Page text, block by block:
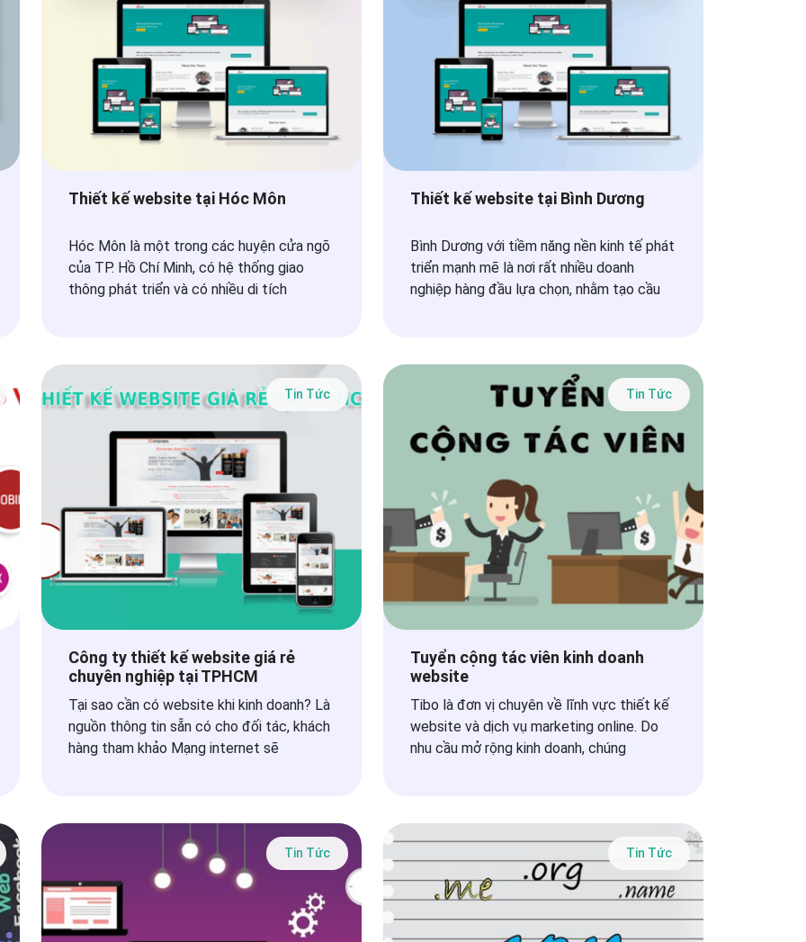
Thiết kế website tại Hóc Môn
Hóc Môn là một trong các huyện cửa ngõ
của TP. Hồ Chí Minh, có hệ thống giao
thông phát triển và có nhiều di tích
Thiết kế website tại Bình Dương
Bình Dương với tiềm năng nền kinh tế phát
triển mạnh mẽ là nơi rất nhiều doanh
nghiệp hàng đầu lựa chọn, nhằm tạo cầu
Tin Tức
Công ty thiết kế website giá rẻ
chuyên nghiệp tại TPHCM
Tại sao cần có website khi kinh doanh? Là
nguồn thông tin sẵn có cho đối tác, khách
hàng tham khảo Mạng internet sẽ
Tin Tức
Tuyển cộng tác viên kinh doanh
website
Tibo là đơn vị chuyên về lĩnh vực thiết kế
website và dịch vụ marketing online. Do
nhu cầu mở rộng kinh doanh, chúng
Tin Tức Tin Tức